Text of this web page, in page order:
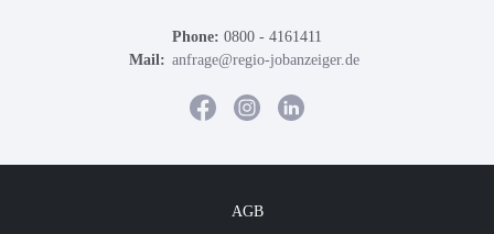
Phone: 0800 - 4161411
Mail: anfrage@regio-jobanzeiger.de
AGB